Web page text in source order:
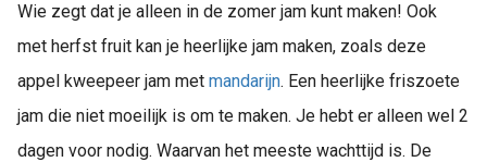
Wie zegt dat je alleen in de zomer jam kunt maken! Ook
met herfst fruit kan je heerlijke jam maken, zoals deze
appel kweepeer jam met mandarijn. Een heerlijke friszoete
jam die niet moeilijk is om te maken. Je hebt er alleen wel 2
dagen voor nodig. Waarvan het meeste wachttijd is. De